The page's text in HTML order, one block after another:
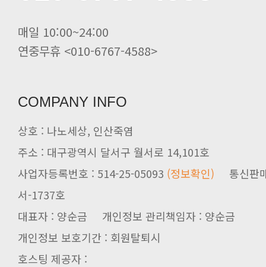
매일 10:00~24:00
연중무휴 <010-6767-4588>
COMPANY INFO
상호 : 나노세상, 인산죽염
주소 : 대구광역시 달서구 월서로 14,101호
사업자등록번호 : 514-25-05093 (정보확인)
서-1737호
대표자 : 양순금 개인정보 관리책임자 : 양순금
개인정보 보호기간 : 회원탈퇴시
호스팅 제공자 :